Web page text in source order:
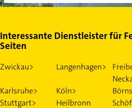
Interessante Dienstleister für
Seiten
Zwickau> Langenhagen>
Karlsruhe> Köln>
Stuttgart>
Heilbronn